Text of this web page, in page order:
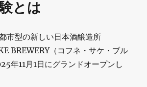
とは
市型の新しい日本酒醸造所
BREWERY（コフネ・サケ・ブル
年11月1日にグランドオープンし